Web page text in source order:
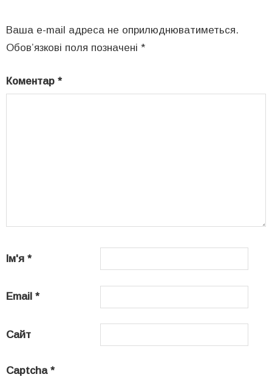
Ваша e-mail адреса не оприлюднюватиметься.
Обов’язкові поля позначені *
Коментар *
Ім'я *
Email *
Сайт
Captcha *